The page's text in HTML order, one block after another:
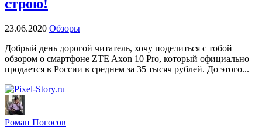
строю!
23.06.2020 Обзоры
Добрый день дорогой читатель, хочу поделиться с тобой
обзором о смартфоне ZTE Axon 10 Pro, который официально
продается в России в среднем за 35 тысяч рублей. До этого...
Роман Погосов